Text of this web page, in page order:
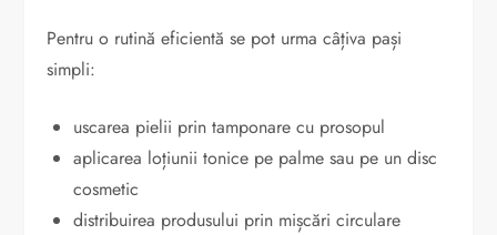
Pentru o rutină eficientă se pot urma câțiva pași
simpli:
uscarea pielii prin tamponare cu prosopul
aplicarea loțiunii tonice pe palme sau pe un disc
cosmetic
distribuirea produsului prin mișcări circulare